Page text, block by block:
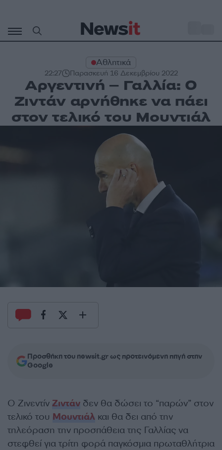
περιεχόμενο
Αθλητικά
22:27 Παρασκευή 16 Δεκεμβρίου 2022
Αργεντινή – Γαλλία: Ο
Ζιντάν αρνήθηκε να πάει
στον τελικό του Μουντιάλ
Προσθήκη του newsit.gr ως προτεινόμενη πηγή στην
Google
Ο Ζινεντίν Ζιντάν δεν θα δώσει το “παρών” στον
τελικό του Μουντιάλ και θα δει από την
τηλεόραση την προσπάθεια της Γαλλίας να
στεφθεί για τρίτη φορά παγκόσμια πρωταθλήτρια